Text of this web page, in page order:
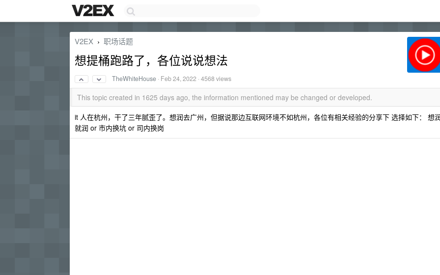
V2EX › 职场话题
想提桶跑路了，各位说说想法
TheWhiteHouse · Feb 24, 2022 · 4568 views
This topic created in 1625 days ago, the information mentioned may be changed or developed.
it 人在杭州，干了三年腻歪了。想润去广州，但据说那边互联网环境不如杭州，各位有相关经验的分享下 选择如下： 想
就润 or 市内换坑 or 司内换岗